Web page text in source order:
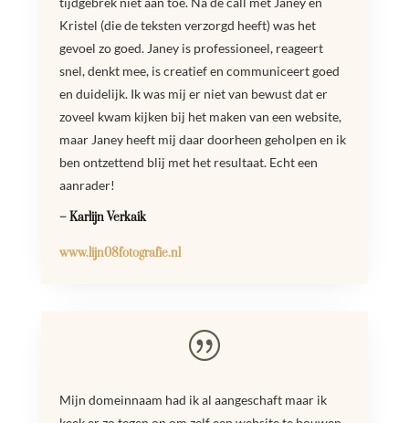
Kristel (die de teksten verzorgd heeft) was het
gevoel zo goed. Janey is professioneel, reageert
snel, denkt mee, is creatief en communiceert goed
en duidelijk. Ik was mij er niet van bewust dat er
zoveel kwam kijken bij het maken van een website,
maar Janey heeft mij daar doorheen geholpen en ik
ben ontzettend blij met het resultaat. Echt een
aanrader!
– Karlijn Verkaik
www.lijn08fotografie.nl
|
Mijn domeinnaam had ik al aangeschaft maar ik